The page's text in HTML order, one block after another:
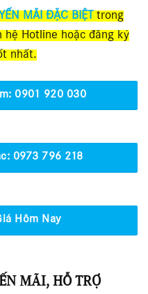
MÃI ĐẶC BIỆT
trong
hệ Hotline hoặc đăng ký
nhất.
0901 920 030
0973 796 218
Hôm Nay
MÃI, HỖ TRỢ